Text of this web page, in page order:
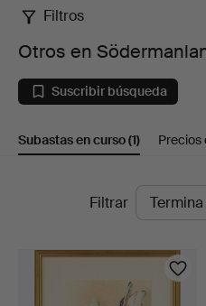
Otros
en
Södermanlands
Auktionsverk
Filtros
Otros en
Suscribir búsqueda
Subastas en curso(1) Precios
Subastas
curso
Filtrar